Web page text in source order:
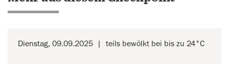
Dienstag, 09.09.2025 teils bewölkt bei bis zu 24°C